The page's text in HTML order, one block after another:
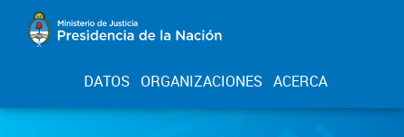
DATOS ORGANIZACIONES ACERCA